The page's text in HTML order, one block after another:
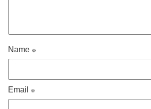
Name *
Email *